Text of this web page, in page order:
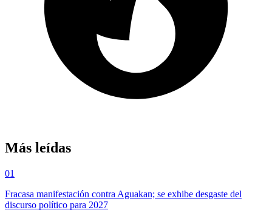
Más leídas
01
Fracasa manifestación contra Aguakan; se exhibe desgaste del
discurso político para 2027